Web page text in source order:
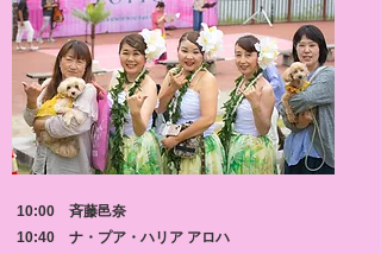
10:00 斉藤邑奈
10:40 ナ・プア・ハリア アロハ